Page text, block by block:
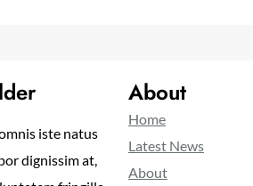
iste natus
dignissim at,
About
Home
Latest News
About